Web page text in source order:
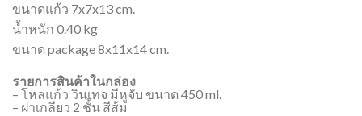
ขนาดแก้ว 7x7x13 cm.
น้ำหนัก 0.40 kg
ขนาด package 8x11x14 cm.
รายการสินค้าในกล่อง
– โหลแก้ว วินเทจ มีหูจับ ขนาด 450 ml.
– ฝาเกลียว 2 ชั้น สีส้ม